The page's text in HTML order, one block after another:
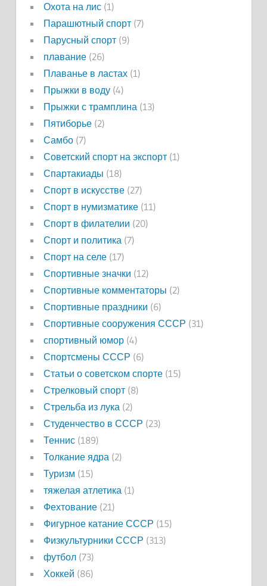
Охота на лис(1)
Парашютный спорт(7)
Парусный спорт(9)
плавание(26)
Плаванье в ластах(1)
Прыжки в воду(4)
Прыжки с трамплина(13)
Пятиборье(2)
Самбо(7)
Советский спорт на экспорт(1)
Спартакиады (18)
Спорт в искусстве(27)
Спорт в нумизматике(11)
Спорт в филателии (20)
Спорт и политика(7)
Спорт на селе(17)
Спортивные значки (12)
Спортивные комментаторы (2)
Спортивные праздники (6)
Спортивные сооружения СССР (31)
спортивный юмор(4)
Спортсмены СССР (6)
Статьи о советском спорте(15)
Стрелковый спорт(8)
Стрельба из лука(2)
Студенчество в СССР (23)
Теннис(189)
Толкание ядра(2)
Туризм (15)
тяжелая атлетика(1)
Фехтование(21)
Фигурное катание СССР (15)
Физкультурники СССР (313)
футбол(73)
Хоккей (86)